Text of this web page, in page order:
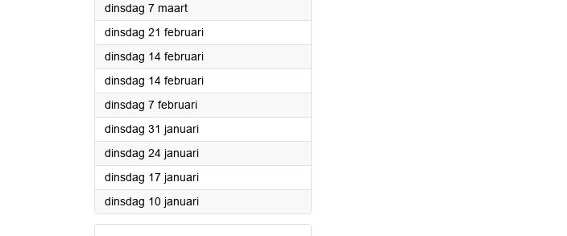
dinsdag 7 maart2023
dinsdag 21 februari2023
dinsdag 14 februari2023
dinsdag 14 februari2023
dinsdag 7 februari2023
dinsdag 31 januari2023
dinsdag 24 januari2023
dinsdag 17 januari2023
dinsdag 10 januari2023